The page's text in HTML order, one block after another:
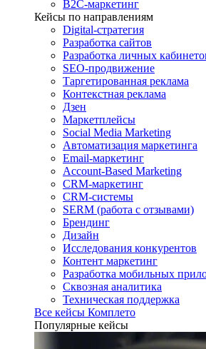
B2С-маркетинг
Кейсы по направлениям
Digital-стратегия
Разработка сайтов
Разработка личных
SEO-продвижение
Таргетированная реклама
Контекстная реклама
Дзен
Маркетплейсы
Social Media Marketing
Автоматизация маркетинга
Email-маркетинг
Account-Based Marketing
CRM-маркетинг
CRM-системы
SERM (работа с отзывами)
Брендинг
Дизайн
Исследования конкурентов
Контент маркетинг
Разработка мобильных
Сквозная аналитика
Техническая поддержка
Все кейсы Комплето
Популярные кейсы